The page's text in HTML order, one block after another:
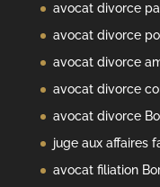
avocat divorce
avocat divorce
avocat divorce
avocat divorce
avocat divorce
juge aux affaires
avocat filiation